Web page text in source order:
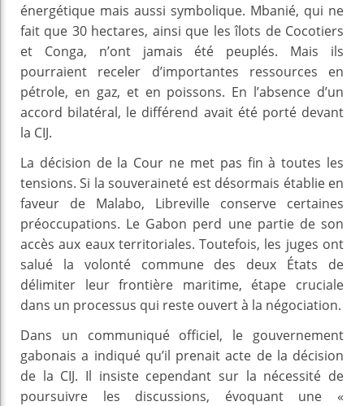
énergétique mais aussi symbolique. Mbanié, qui ne
fait que 30 hectares, ainsi que les îlots de Cocotiers
et Conga, n’ont jamais été peuplés. Mais ils
pourraient receler d’importantes ressources en
pétrole, en gaz, et en poissons. En l’absence d’un
accord bilatéral, le différend avait été porté devant
la CIJ.
La décision de la Cour ne met pas fin à toutes les
tensions. Si la souveraineté est désormais établie en
faveur de Malabo, Libreville conserve certaines
préoccupations. Le Gabon perd une partie de son
accès aux eaux territoriales. Toutefois, les juges ont
salué la volonté commune des deux États de
délimiter leur frontière maritime, étape cruciale
dans un processus qui reste ouvert à la négociation.
Dans un communiqué officiel, le gouvernement
gabonais a indiqué qu’il prenait acte de la décision
de la CIJ. Il insiste cependant sur la nécessité de
poursuivre les discussions, évoquant une «